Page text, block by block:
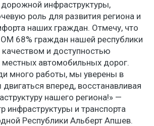
инфраструктуры,
роль для развития региона и
наших граждан. Отмечу, что
68% граждан нашей республики
и доступностью
местных автомобильных дорог.
много работы, мы уверены в
двигаться вперед, восстанавливая
нашего региона!» —
инфраструктуры и транспорта
Республики Альберт Апшев.